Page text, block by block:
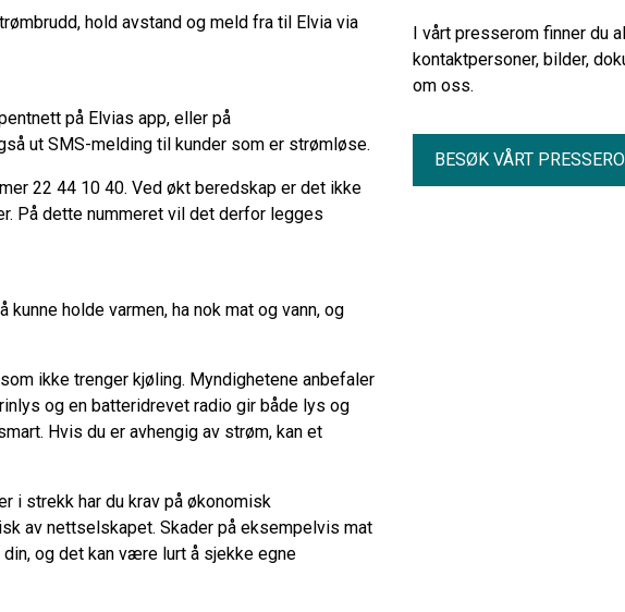
hold avstand og meld fra til Elvia via
på Elvias app, eller på
ut SMS-melding til kunder som er strømløse.
22 44 10 40. Ved økt beredskap er det ikke
På dette nummeret vil det derfor legges
holde varmen, ha nok mat og vann, og
ikke trenger kjøling. Myndighetene anbefaler
og en batteridrevet radio gir både lys og
Hvis du er avhengig av strøm, kan et
i strekk har du krav på økonomisk
av nettselskapet. Skader på eksempelvis mat
og det kan være lurt å sjekke egne
I vårt presserom finner du
kontaktpersoner, bilder,
om oss.
BESØK VÅRT